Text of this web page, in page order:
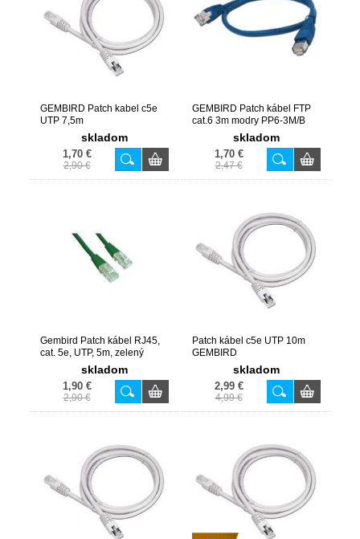
GEMBIRD Patch kabel c5e
UTP 7,5m
skladom
1,70 €
2,90 €
GEMBIRD Patch kábel FTP
cat.6 3m modry PP6-3M/B
skladom
1,70 €
2,47 €
Gembird Patch kábel RJ45,
cat. 5e, UTP, 5m, zelený
skladom
1,90 €
2,90 €
Patch kábel c5e UTP 10m
GEMBIRD
skladom
2,99 €
4,99 €